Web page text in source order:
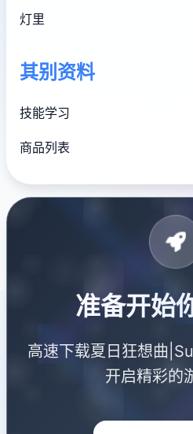
灯里
其别资料
技能学习
商品列表
准备开始
高速下载夏日狂想曲
开启精彩的